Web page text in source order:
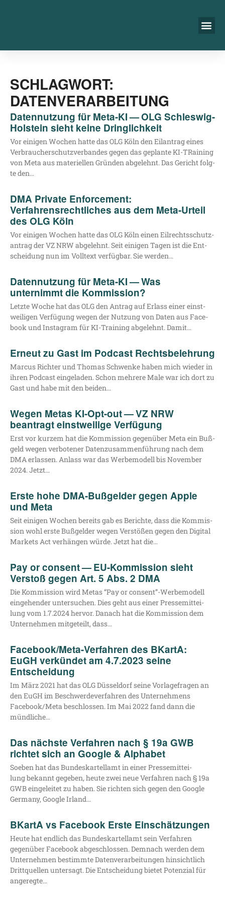
SCHLAGWORT:
DATENVERARBEITUNG
Datennutzung für Meta-KI — OLG Schleswig-
Holstein sieht keine Dringlichkeit
Vor eini­gen Wochen hat­te das OLG Köln den Eil­an­trag eines
Ver­brau­cher­schutz­ver­ban­des gegen das geplan­te KI-TRai­­ning
von Meta aus mate­ri­el­len Grün­den abge­lehnt. Das Gericht folg­
te den…
DMA Private Enforcement:
Verfahrensrechtliches aus dem Meta-Urteil
des OLG Köln
Vor eini­gen Wochen hat­te das OLG Köln einen Eil­rechts­schutz­
an­trag der VZ NRW abge­lehnt. Seit eini­gen Tagen ist die Ent­
schei­dung nun im Voll­text ver­füg­bar. Sie werden…
Datennutzung für Meta-KI — Was
unternimmt die Kommission?
Letz­te Woche hat das OLG den Antrag auf Erlass einer einst­
wei­li­gen Ver­fü­gung wegen der Nut­zung von Daten aus Face­
book und Insta­gram für KI-Trai­­ning abge­lehnt. Damit…
Erneut zu Gast im Podcast Rechtsbelehrung
Mar­cus Rich­ter und Tho­mas Schwen­ke haben mich wie­der in
ihren Pod­cast ein­ge­la­den. Schon meh­re­re Male war ich dort zu
Gast und habe mit den beiden…
Wegen Metas KI-Opt-out — VZ NRW
beantragt einstweilige Verfügung
Erst vor kur­zem hat die Kom­mis­si­on gegen­über Meta ein Buß­
geld wegen ver­bo­te­ner Daten­zu­sam­men­füh­rung nach dem
DMA erlas­sen. Anlass war das Wer­be­mo­dell bis Novem­ber
2024. Jetzt…
Erste hohe DMA-Bußgelder gegen Apple
und Meta
Seit eini­gen Wochen bereits gab es Berich­te, dass die Kom­mis­
si­on wohl ers­te Buß­gel­der wegen Ver­stö­ßen gegen den Digi­tal
Mar­kets Act ver­hän­gen wür­de. Jetzt hat die…
Pay or consent — EU-Kommission sieht
Verstoß gegen Art. 5 Abs. 2 DMA
Die Kom­mis­si­on wird Metas “Pay or consent”-Werbemodell
ein­ge­hen­der unter­su­chen. Dies geht aus einer Pres­se­mit­tei­
lung vom 1.7.2024 her­vor. Danach hat die Kom­mis­si­on dem
Unter­neh­men mit­ge­teilt, dass…
Facebook/Meta-Verfahren des BKartA:
EuGH verkündet am 4.7.2023 seine
Entscheidung
Im März 2021 hat das OLG Düs­sel­dorf sei­ne Vor­la­ge­fra­gen an
den EuGH im Beschwer­de­ver­fah­ren des Unter­neh­mens
Facebook/​Meta beschlos­sen. Im Mai 2022 fand dann die
mündliche…
Das nächste Verfahren nach § 19a GWB
richtet sich an Google & Alphabet
Soeben hat das Bun­des­kar­tell­amt in einer Pres­se­mit­tei­
lung bekannt gege­ben, heu­te zwei neue Ver­fah­ren nach § 19a
GWB ein­ge­lei­tet zu haben. Sie rich­ten sich gegen den Goog­le
Ger­ma­ny, Goog­le Irland…
BKartA vs Facebook Erste Einschätzungen
Heu­te hat end­lich das Bun­des­kar­tell­amt sein Ver­fah­ren
gegen­über Face­book abge­schlos­sen. Dem­nach wer­den dem
Unter­neh­men bestimm­te Daten­ver­ar­bei­tun­gen hin­sicht­lich
Dritt­quel­len unter­sagt. Die Ent­schei­dung bie­tet Poten­zi­al für
angeregte…